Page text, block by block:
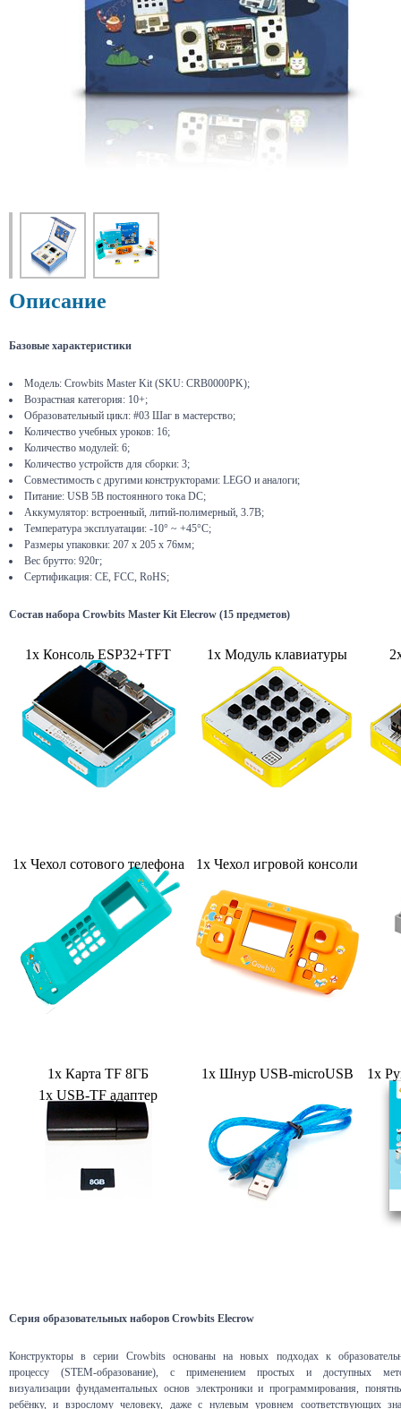
Описание
Базовые характеристики
Модель: Crowbits Master Kit (SKU: CRB0000PK);
Возрастная категория: 10+;
Образовательный цикл: #03 Шаг в мастерство;
Количество учебных уроков: 16;
Количество модулей: 6;
Количество устройств для сборки: 3;
Совместимость с другими конструкторами: LEGO и аналоги;
Питание: USB 5В постоянного тока DC;
Аккумулятор: встроенный, литий-полимерный, 3.7В;
Температура эксплуатации: -10° ~ +45°C;
Размеры упаковки: 207 х 205 х 76мм;
Вес брутто: 920г;
Сертификация: CE, FCC, RoHS;
Состав набора Crowbits Master Kit Elecrow (15 предметов)
1х Консоль ESP32+TFT 1х Модуль клавиатуры
1х Чехол сотового телефона 1х Чехол игровой консоли
1х Карта TF 8ГБ
1х USB-TF адаптер
1х Шнур USB-microUSB 1х
Серия образовательных наборов Crowbits Elecrow
Конструкторы в серии Crowbits основаны на новых подходах к
процессу (STEM-образование), с применением простых и доступных
визуализации фундаментальных основ электроники и программирования,
ребёнку, и взрослому человеку, даже с нулевым уровнем соответствующих